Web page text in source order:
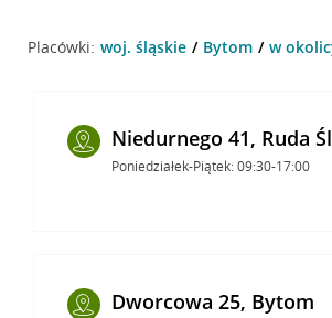
Placówki: woj. śląskie Bytom w
Niedurnego 41, Ruda
Poniedziałek-Piątek: 09:30-17:00
Dworcowa 25, Bytom